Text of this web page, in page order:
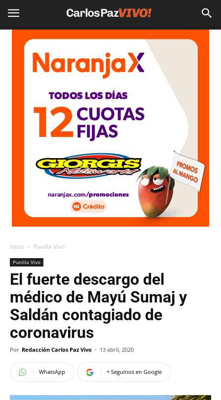
Inicio Punilla Vivo
Punilla Vivo
El fuerte descargo del
médico de Mayú Sumaj y
Saldán contagiado de
coronavirus
Por Redacción Carlos Paz Vivo - 13 abril, 2020
WhatsApp + Seguinos en Google